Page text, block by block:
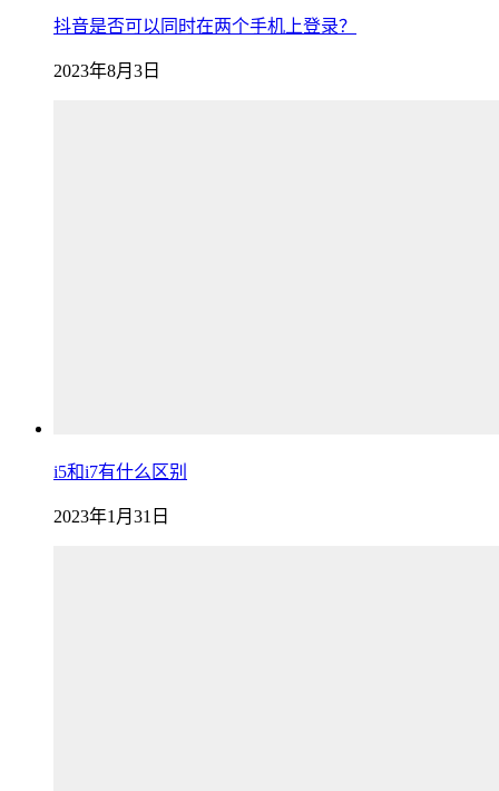
抖音是否可以同时在两个手机上登录？
2023年8月3日
i5和i7有什么区别
2023年1月31日